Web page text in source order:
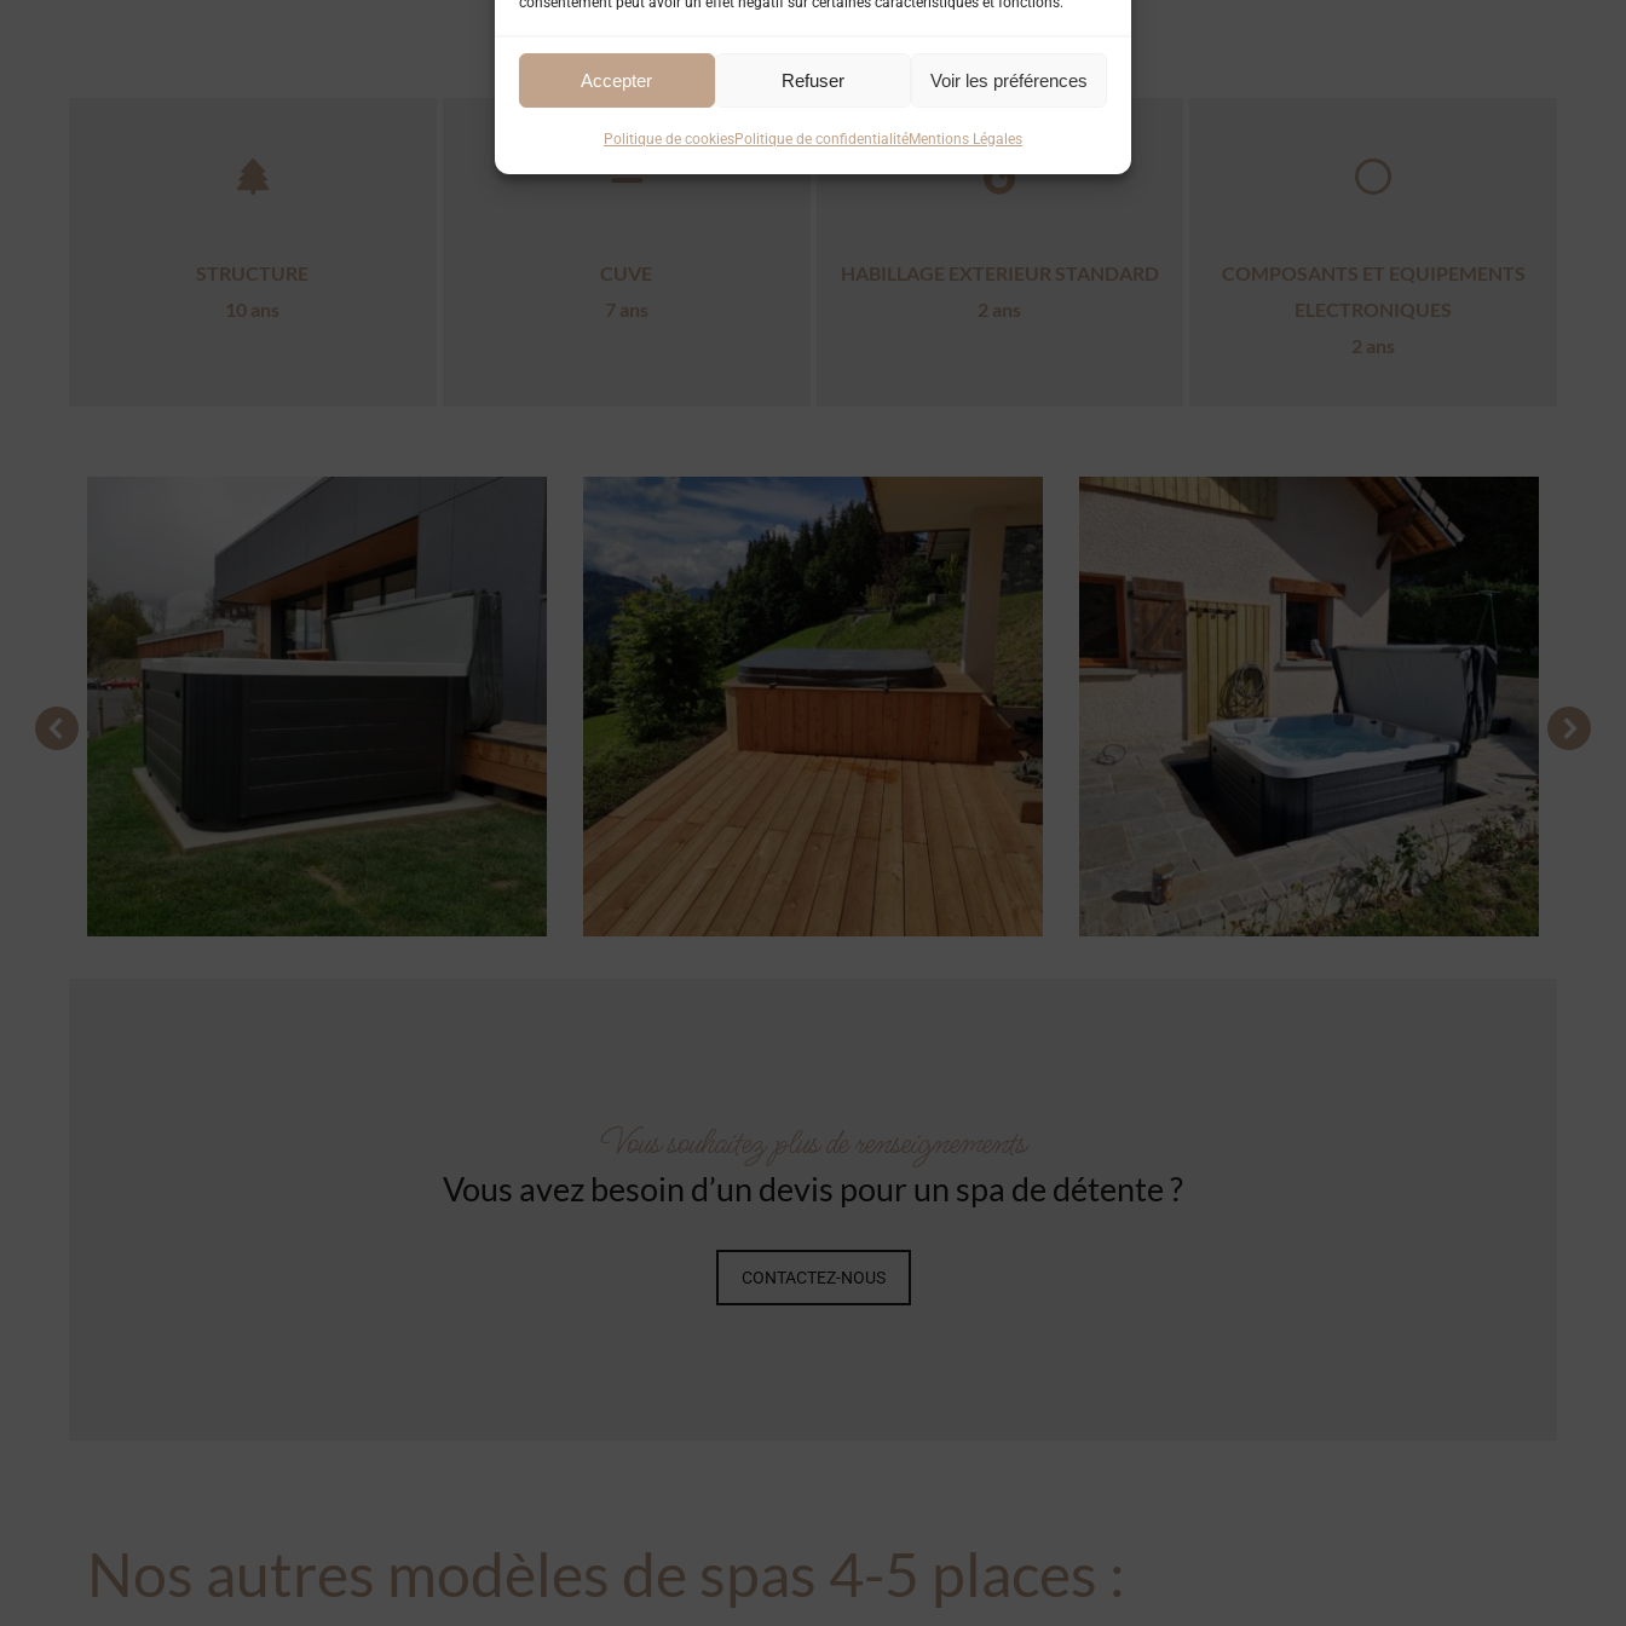
Accepter Refuser Voir les préférences
Politique de cookiesPolitique de confidentialitéMentions Légales
STRUCTURE
10 ans
CUVE
7 ans
HABILLAGE EXTERIEUR STANDARD
2 ans
COMPOSANTS ET EQUIPEMENTS
ELECTRONIQUES
2 ans
Vous souhaitez plus de renseignements
Vous avez besoin d’un devis pour un spa de détente ?
CONTACTEZ-NOUS
Nos autres modèles de spas 4-5 places :